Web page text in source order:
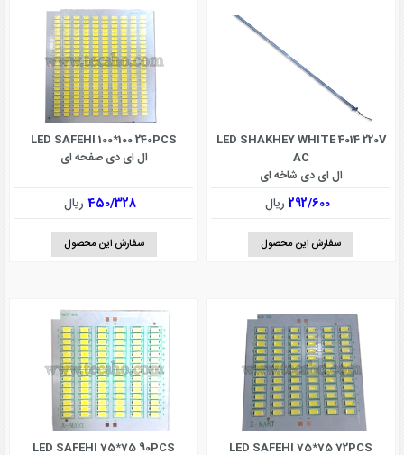
LED SHAKHEY WHITE 4014 220V
AC
ال ای دی شاخه ای
292/600ریال
سفارش این محصول
LED SAFEHI 100*100 240PCS
ال ای دی صفحه ای
450/328ریال
سفارش این محصول
LED SAFEHI 75*75 72PCS
LED SAFEHI 75*75 90PCS